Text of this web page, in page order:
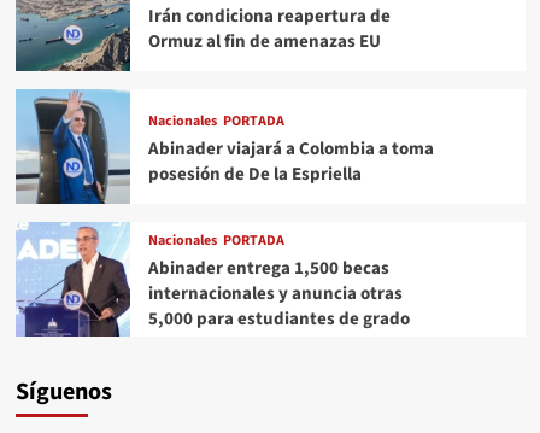
Irán condiciona reapertura de
Ormuz al fin de amenazas EU
Nacionales PORTADA
Abinader viajará a Colombia a toma
posesión de De la Espriella
Nacionales PORTADA
Abinader entrega 1,500 becas
internacionales y anuncia otras
5,000 para estudiantes de grado
Síguenos